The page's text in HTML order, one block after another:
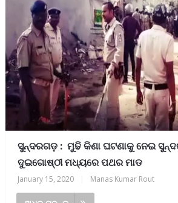
ସୁନ୍ଦରଗଡ଼ : ମୁଢି କିଣା ଘଟଣାକୁ ନେଇ
ଦୁଇଗୋଷ୍ଠୀ ମଧ୍ୟରେ ପଥର ମାଡ
January 15, 2020 Manas Kumar Rout